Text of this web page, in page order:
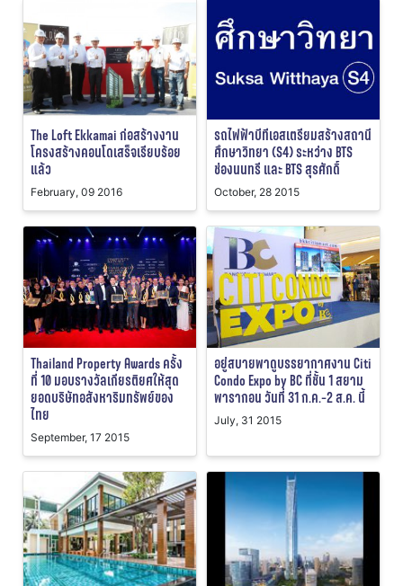
The Loft Ekkamai ก่อสร้างงาน
โครงสร้างคอนโดเสร็จเรียบร้อย
แล้ว
February, 09 2016
รถไฟฟ้าบีทีเอสเตรียมสร้างสถานี
ศึกษาวิทยา (S4) ระหว่าง BTS
ช่องนนทรี และ BTS สุรศักดิ์
October, 28 2015
Thailand Property Awards ครั้ง
ที่ 10 มอบรางวัลเกียรติยศให้สุด
ยอดบริษัทอสังหาริมทรัพย์ของ
ไทย
September, 17 2015
อยู่สบายพาดูบรรยากาศงาน Citi
Condo Expo by BC ที่ชั้น 1 สยาม
พารากอน วันที่ 31 ก.ค.-2 ส.ค. นี้
July, 31 2015